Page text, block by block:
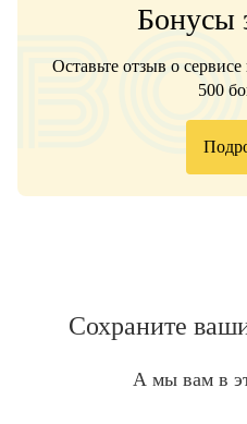
Бонусы
Оставьте отзыв о
500
Сохраните
А мы вам в